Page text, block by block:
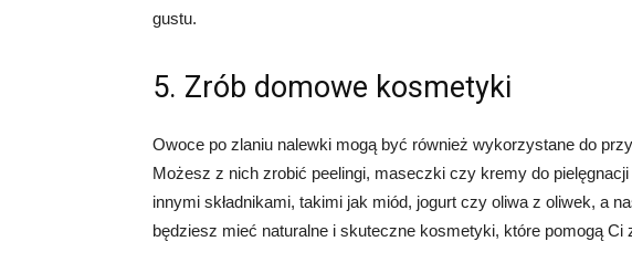
gustu.
5. Zrób domowe kosmetyki
Owoce po zlaniu nalewki mogą być również wykorzystane do
Możesz z nich zrobić peelingi, maseczki czy kremy do
innymi składnikami, takimi jak miód, jogurt czy oliwa z oliwek, a
będziesz mieć naturalne i skuteczne kosmetyki, które pomogą Ci